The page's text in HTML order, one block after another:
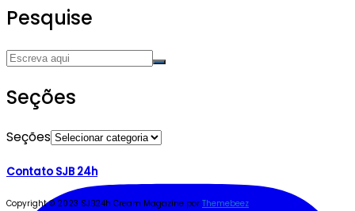
Pesquise
Seções
Seções
Contato SJB 24h
Copyright © 2023 SJB24h Cream Magazine por Themebeez